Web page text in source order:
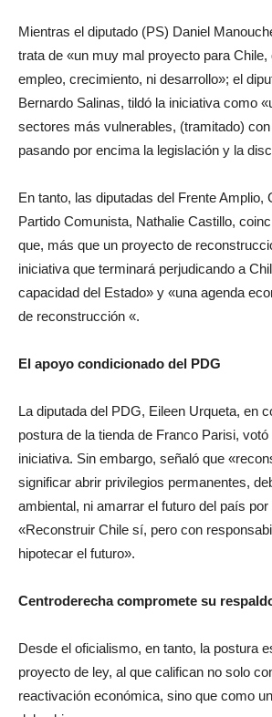
Mientras el diputado (PS) Daniel
trata de «un muy mal proyecto para Chile,
empleo, crecimiento, ni desarrollo»; el
Bernardo Salinas, tildó la iniciativa como
sectores más vulnerables, (tramitado)
pasando por encima la legislación y la
En tanto, las diputadas del Frente Amplio,
Partido Comunista, Nathalie Castillo,
que, más que un proyecto de
iniciativa que terminará perjudicando a
capacidad del Estado» y «una agenda
de reconstrucción «.
El apoyo condicionado del PDG
La diputada del PDG, Eileen Urqueta, en
postura de la tienda de Franco Parisi,
iniciativa. Sin embargo, señaló que
significar abrir privilegios permanentes,
ambiental, ni amarrar el futuro del país
«Reconstruir Chile sí, pero con
hipotecar el futuro».
Centroderecha compromete su
Desde el oficialismo, en tanto, la postura
proyecto de ley, al que califican no solo
reactivación económica, sino que como